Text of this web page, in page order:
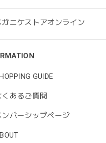
ガニケストアオンライン
GUIDE
くあるご質問
ンバーシップページ